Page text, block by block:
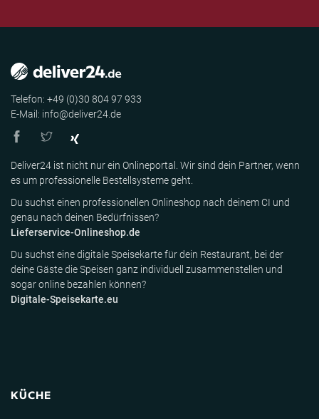
Telefon: +49 (0)30 804 97 933
E-Mail: info@deliver24.de
Deliver24 ist nicht nur ein Onlineportal. Wir sind dein Partner, wenn
es um professionelle Bestellsysteme geht.
Du suchst einen professionellen Onlineshop nach deinem CI und
genau nach deinen Bedürfnissen?
Lieferservice-Onlineshop.de
Du suchst eine digitale Speisekarte für dein Restaurant, bei der
deine Gäste die Speisen ganz individuell zusammenstellen und
sogar online bezahlen können?
Digitale-Speisekarte.eu
KÜCHE